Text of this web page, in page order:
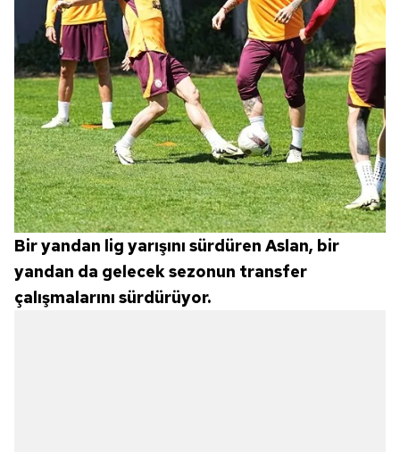
Bir yandan lig yarışını sürdüren Aslan, bir
yandan da gelecek sezonun transfer
çalışmalarını sürdürüyor.